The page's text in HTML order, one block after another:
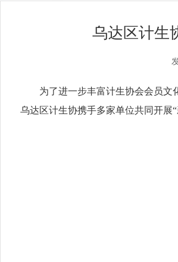
乌达区计生
为了进一步丰富计生协会会员文化
乌达区计生协携手多家单位共同开展